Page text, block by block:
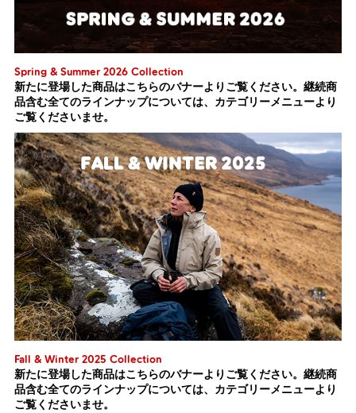
Spring & Summer 2026 Collection
新たに登場した商品はこちらのバナーよりご覧ください。継続商
品含む全てのラインナップについては、カテゴリーメニューより
ご覧くださいませ。
Fall & Winter 2025 Collection
新たに登場した商品はこちらのバナーよりご覧ください。継続商
品含む全てのラインナップについては、カテゴリーメニューより
ご覧くださいませ。